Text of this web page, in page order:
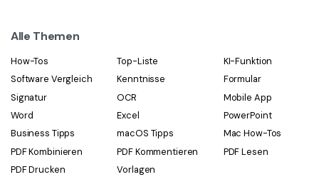
Alle Themen
How-Tos Top-Liste
KI-Funktion
Software Vergleich
Kenntnisse
Formular
Signatur
OCR
Mobile App
Word
Excel
PowerPoint
Business Tipps
macOS Tipps
Mac How-Tos
PDF Kombinieren
PDF Kommentieren
PDF Lesen
PDF Drucken
Vorlagen